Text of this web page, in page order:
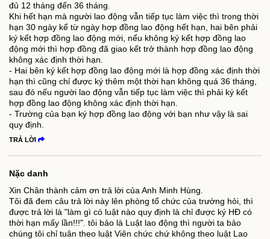
đủ 12 tháng đến 36 tháng.
Khi hết hạn mà người lao động vẫn tiếp tục làm việc thì trong thời
hạn 30 ngày kể từ ngày hợp đồng lao động hết hạn, hai bên phải
ký kết hợp đồng lao động mới, nếu không ký kết hợp đồng lao
động mới thì hợp đồng đã giao kết trở thành hợp đồng lao động
không xác định thời hạn.
- Hai bên ký kết hợp đồng lao động mới là hợp đồng xác định thời
hạn thì cũng chỉ được ký thêm một thời hạn không quá 36 tháng,
sau đó nếu người lao động vẫn tiếp tục làm việc thì phải ký kết
hợp đồng lao động không xác định thời hạn.
- Trường của bạn ký hợp đồng lao động với bạn như vậy là sai
quy định.
TRẢ LỜI
Nặc danh
Xin Chân thành cảm ơn trả lời của Anh Minh Hùng.
Tôi đã đem câu trả lời này lên phòng tổ chức của trường hỏi, thì
được trả lời là "làm gì có luật nào quy định là chỉ được ký HĐ có
thời hạn mấy lần!!!". tôi bảo là Luật lao động thì người ta bảo
chúng tôi chỉ tuân theo luật Viên chức chứ không theo luật Lao